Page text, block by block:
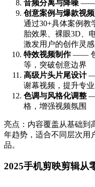
音频分离与降噪 ——
创意案例与爆款视
通过30+具体案例教
胎效果、裸眼3D、
激发用户的创作灵
特效视频制作—— 包
等，突破创意边界
高级片头片尾设计
谢幕视频，提升专
色调与风格化调整
格，增强视频氛围
亮点：内容覆盖从基础到
年趋势，适合不同层次用
品。
2025手机剪映剪辑从